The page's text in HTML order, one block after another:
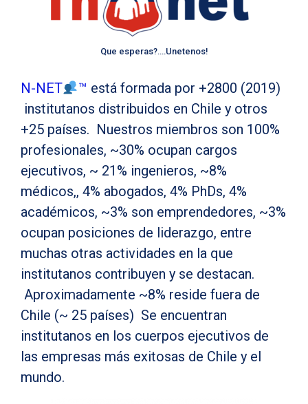
Que esperas?….Unetenos!
N-NET ™ está formada por +2800 (2019)
institutanos distribuidos en Chile y otros
+25 países. Nuestros miembros son 100%
profesionales, ~30% ocupan cargos
ejecutivos, ~ 21% ingenieros, ~8%
médicos,, 4% abogados, 4% PhDs, 4%
académicos, ~3% son emprendedores, ~3%
ocupan posiciones de liderazgo, entre
muchas otras actividades en la que
institutanos contribuyen y se destacan.
Aproximadamente ~8% reside fuera de
Chile (~ 25 países) Se encuentran
institutanos en los cuerpos ejecutivos de
las empresas más exitosas de Chile y el
mundo.